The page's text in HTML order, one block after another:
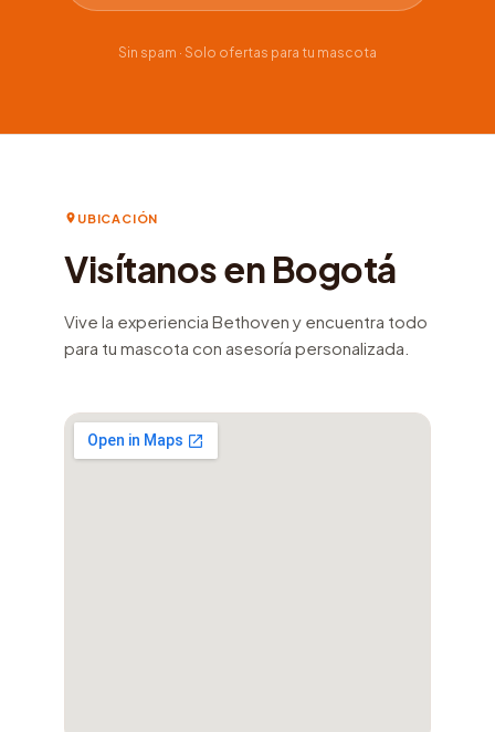
Sin spam · Solo ofertas para tu mascota
UBICACIÓN
Visítanos en Bogotá
Vive la experiencia Bethoven y encuentra todo
para tu mascota con asesoría personalizada.